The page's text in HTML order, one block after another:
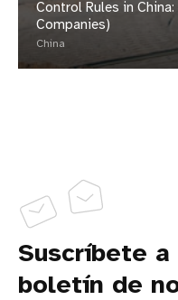
Control Rules in
Companies)
China
Suscríbete a
boletín de